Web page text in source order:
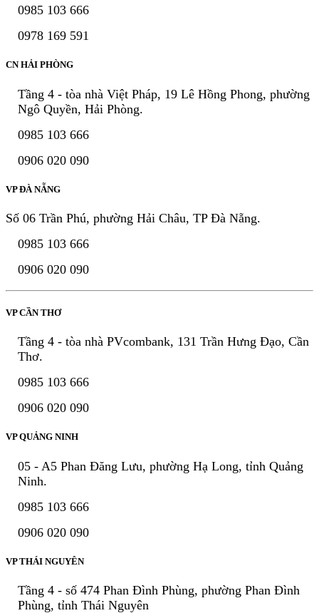
0985 103 666
0978 169 591
CN HẢI PHÒNG
Tầng 4 - tòa nhà Việt Pháp, 19 Lê Hồng Phong, phường
Ngô Quyền, Hải Phòng.
0985 103 666
0906 020 090
VP ĐÀ NẴNG
Số 06 Trần Phú, phường Hải Châu, TP Đà Nẵng.
0985 103 666
0906 020 090
VP CẦN THƠ
Tầng 4 - tòa nhà PVcombank, 131 Trần Hưng Đạo, Cần
Thơ.
0985 103 666
0906 020 090
VP QUẢNG NINH
05 - A5 Phan Đăng Lưu, phường Hạ Long, tỉnh Quảng
Ninh.
0985 103 666
0906 020 090
VP THÁI NGUYÊN
Tầng 4 - số 474 Phan Đình Phùng, phường Phan Đình
Phùng, tỉnh Thái Nguyên